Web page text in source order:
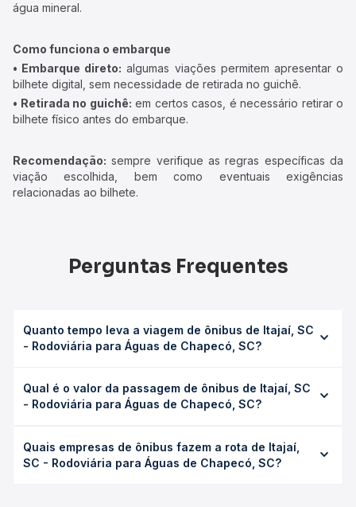
água mineral.
Como funciona o embarque
• Embarque direto: algumas viações permitem apresentar o
bilhete digital, sem necessidade de retirada no guichê.
• Retirada no guichê: em certos casos, é necessário retirar o
bilhete físico antes do embarque.
Recomendação: sempre verifique as regras específicas da
viação escolhida, bem como eventuais exigências
relacionadas ao bilhete.
Perguntas Frequentes
Quanto tempo leva a viagem de ônibus de Itajaí, SC
- Rodoviária para Águas de Chapecó, SC?
de Chapecó, SC leva em média 11h 15min, podendo variar
conforme a viação, o tipo de serviço (convencional,
duração exata de cada opção na data desejada.
Qual é o valor da passagem de ônibus de Itajaí, SC
- Rodoviária para Águas de Chapecó, SC?
para Águas de Chapecó, SC custa em média R$ 260,68 e
varia conforme a data da viagem, a empresa, o tipo de
Quais empresas de ônibus fazem a rota de Itajaí,
SC - Rodoviária para Águas de Chapecó, SC?